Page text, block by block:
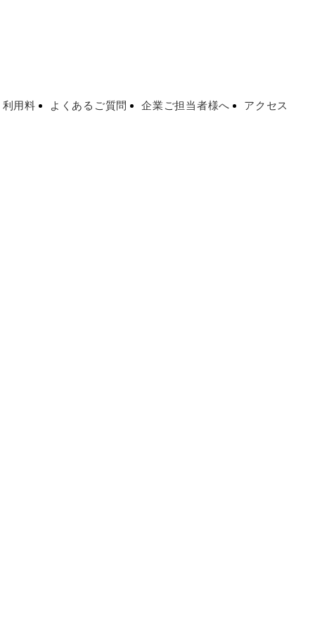
用料 よくあるご質問 企業ご担当者様へ アクセス